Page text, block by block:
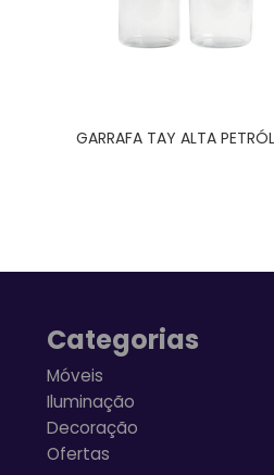
GARRAFA TAY ALTA
Categorias
Móveis
Iluminação
Decoração
Ofertas